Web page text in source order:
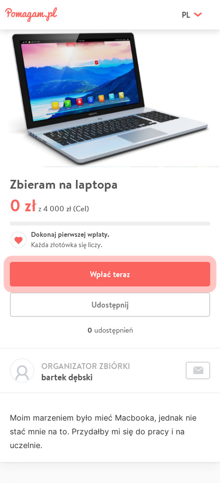
PL
Zbieram na laptopa
0 zł z 4 000 zł (Cel)
Dokonaj pierwszej wpłaty.
Każda złotówka się liczy.
Wpłać teraz
Udostępnij
0 udostępnień
bartek dębski
ORGANIZATOR ZBIÓRKI
Moim marzeniem było mieć Macbooka, jednak nie
stać mnie na to. Przydałby mi się do pracy i na
uczelnie.